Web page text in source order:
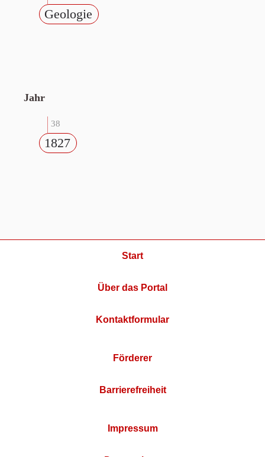
Geologie
Jahr
38
1827
Start
Über das Portal
Kontaktformular
Förderer
Barrierefreiheit
Impressum